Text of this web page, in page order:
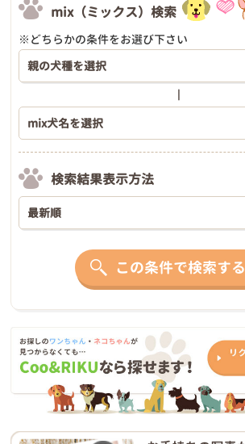
mix（ミックス）検索
※どちらかの条件をお選び下さい
検索結果表示方法
この条件で検索する